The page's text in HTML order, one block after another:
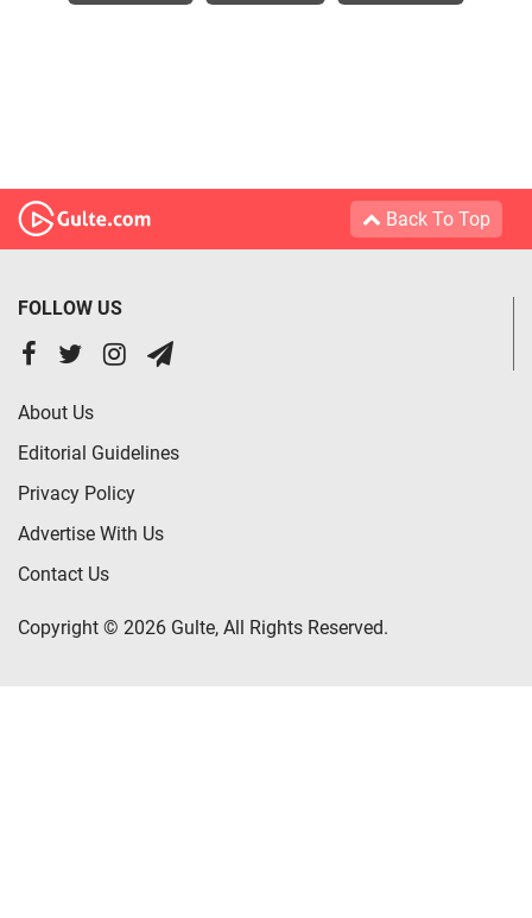
Back To Top
FOLLOW US
About Us
Editorial Guidelines
Privacy Policy
Advertise With Us
Contact Us
Copyright © 2026 Gulte, All Rights Reserved.